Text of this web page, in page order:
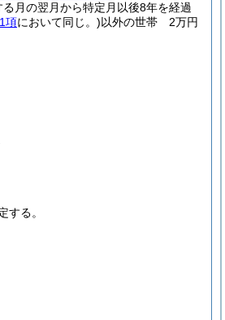
月の翌月から特定月以後8年を経過
項において同じ。)以外の世帯 2万円
する。